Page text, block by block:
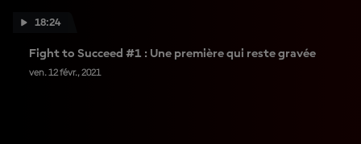
18:24
Fight to Succeed #1 : Une première qui reste gravée
ven. 12 févr., 2021